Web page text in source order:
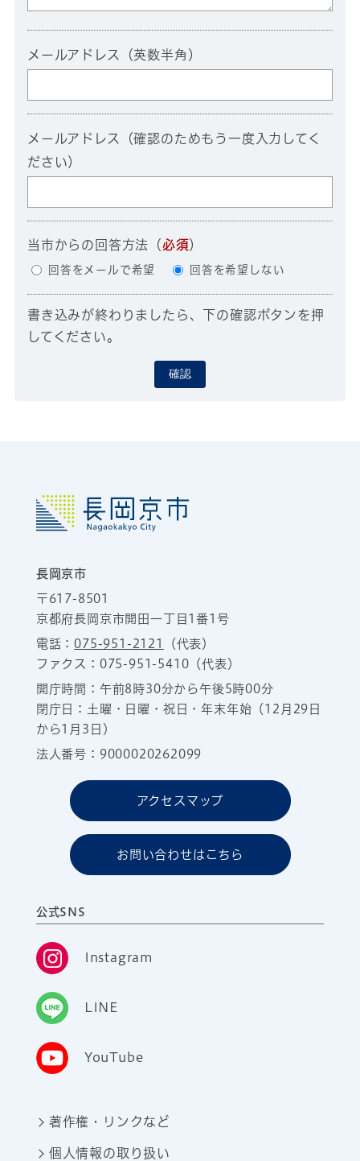
メールアドレス（英数半角）
メールアドレス（確認のためもう一度入力してく
ださい）
当市からの回答方法 （必須）
回答をメールで希望 回答を希望しない
書き込みが終わりましたら、下の確認ボタンを押
してください。
確認
長岡京市
〒617-8501
京都府長岡京市開田一丁目1番1号
電話：075-951-2121
（代表）
ファクス：075-951-5410（代表）
開庁時間：午前8時30分から午後5時00分
閉庁日：土曜・日曜・祝日・年末年始（12月29日
から1月3日）
法人番号：9000020262099
アクセスマップ
お問い合わせはこちら
公式SNS
Instagram
LINE
YouTube
著作権・リンクなど
個人情報の取り扱い